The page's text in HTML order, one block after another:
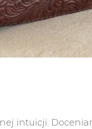
intuicji.